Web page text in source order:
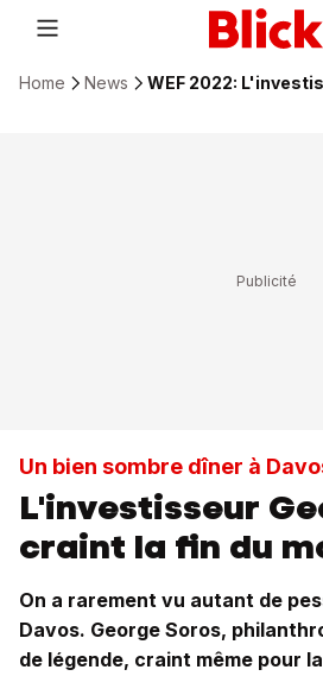
Home News WEF 2022:
Un bien sombre dîner à
L'investisseur
craint la fin du
On a rarement vu autant de
Davos. George Soros,
de légende, craint même pour